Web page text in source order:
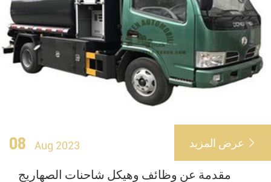
08 Aug 2023 عرض المزيد 
مقدمة عن وظائف وهيكل شاحنات الصهاريج